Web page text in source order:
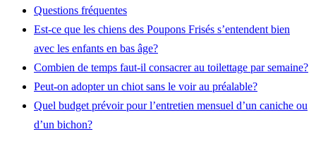
Questions fréquentes
Est-ce que les chiens des Poupons Frisés s’entendent bien
avec les enfants en bas âge?
Combien de temps faut-il consacrer au toilettage par semaine?
Peut-on adopter un chiot sans le voir au préalable?
Quel budget prévoir pour l’entretien mensuel d’un caniche ou
d’un bichon?